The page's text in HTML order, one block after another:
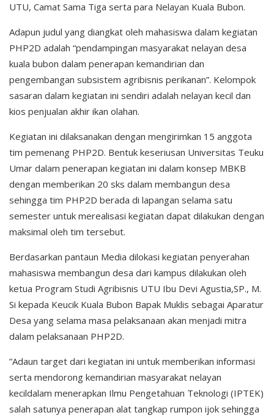
UTU, Camat Sama Tiga serta para Nelayan Kuala Bubon.
Adapun judul yang diangkat oleh mahasiswa dalam kegiatan
PHP2D adalah “pendampingan masyarakat nelayan desa
kuala bubon dalam penerapan kemandirian dan
pengembangan subsistem agribisnis perikanan”. Kelompok
sasaran dalam kegiatan ini sendiri adalah nelayan kecil dan
kios penjualan akhir ikan olahan.
Kegiatan ini dilaksanakan dengan mengirimkan 15 anggota
tim pemenang PHP2D. Bentuk keseriusan Universitas Teuku
Umar dalam penerapan kegiatan ini dalam konsep MBKB
dengan memberikan 20 sks dalam membangun desa
sehingga tim PHP2D berada di lapangan selama satu
semester untuk merealisasi kegiatan dapat dilakukan dengan
maksimal oleh tim tersebut.
Berdasarkan pantaun Media dilokasi kegiatan penyerahan
mahasiswa membangun desa dari kampus dilakukan oleh
ketua Program Studi Agribisnis UTU Ibu Devi Agustia,SP., M.
Si kepada Keucik Kuala Bubon Bapak Muklis sebagai Aparatur
Desa yang selama masa pelaksanaan akan menjadi mitra
dalam pelaksanaan PHP2D.
”Adaun target dari kegiatan ini untuk memberikan informasi
serta mendorong kemandirian masyarakat nelayan
kecildalam menerapkan Ilmu Pengetahuan Teknologi (IPTEK)
salah satunya penerapan alat tangkap rumpon ijok sehingga